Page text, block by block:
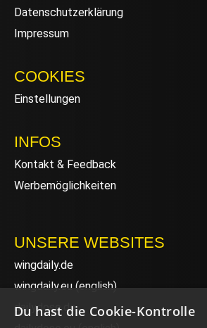
Datenschutzerklärung
Impressum
COOKIES
Einstellungen
INFOS
Kontakt & Feedback
Werbemöglichkeiten
UNSERE WEBSITES
wingdaily.de
wingdaily.eu(english)
dailydose.de
Du hast die Cookie-Kontrolle